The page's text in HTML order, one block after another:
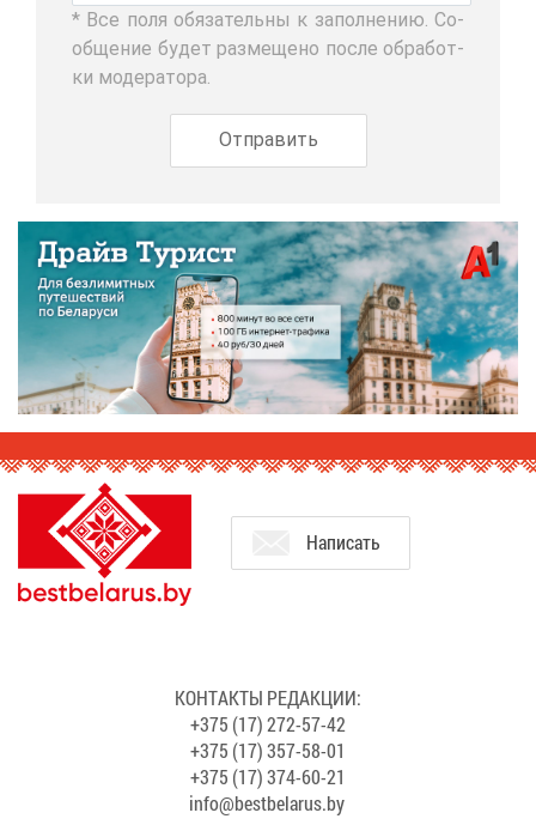
* Все по­ля обя­за­тель­ны к за­пол­не­нию. Со­
об­ще­ние бу­дет раз­ме­ще­но по­сле об­ра­бот­
ки мо­де­ра­то­ра.
На­пи­сать
КОН­ТАК­ТЫ РЕ­ДАК­ЦИИ:
+375 (17) 272-57-42
+375 (17) 357-58-01
+375 (17) 374-60-21
info@​bes​tbel​arus.​by